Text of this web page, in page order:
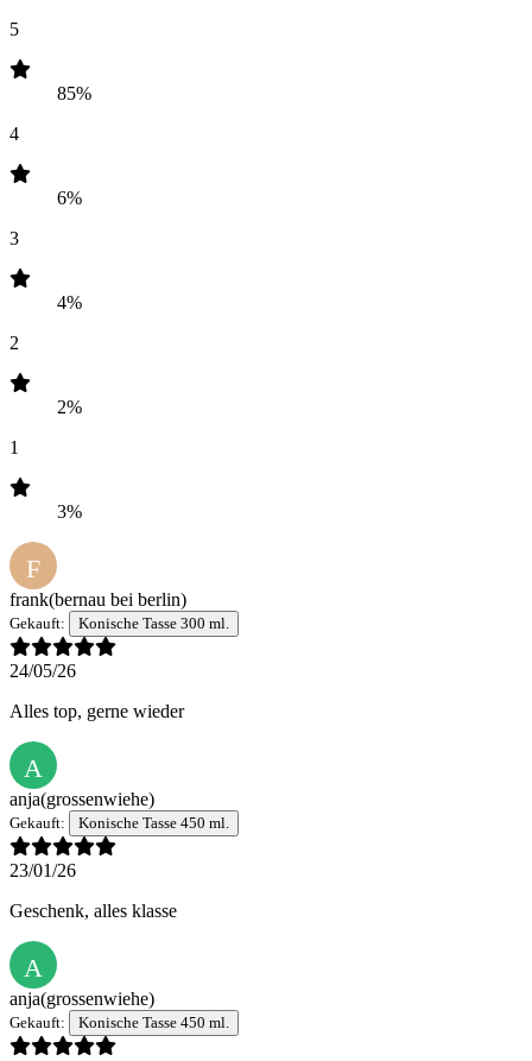
5
85%
4
6%
3
4%
2
2%
1
3%
F
frank(bernau bei berlin)
Gekauft: Konische Tasse 300 ml.
24/05/26
Alles top, gerne wieder
A
anja(grossenwiehe)
Gekauft: Konische Tasse 450 ml.
23/01/26
Geschenk, alles klasse
A
anja(grossenwiehe)
Gekauft: Konische Tasse 450 ml.